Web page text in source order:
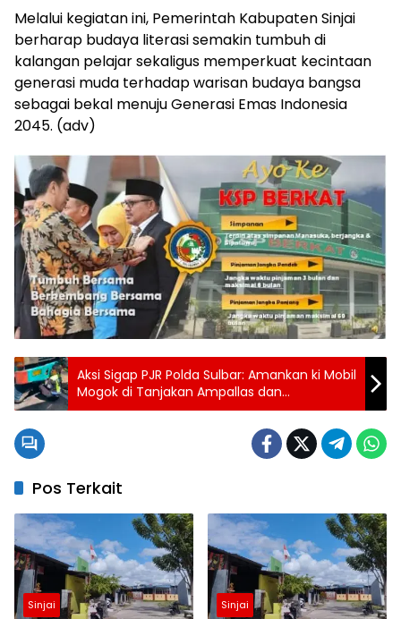
Melalui kegiatan ini, Pemerintah Kabupaten Sinjai
berharap budaya literasi semakin tumbuh di
kalangan pelajar sekaligus memperkuat kecintaan
generasi muda terhadap warisan budaya bangsa
sebagai bekal menuju Generasi Emas Indonesia
2045. (adv)
Aksi Sigap PJR Polda Sulbar: Amankan ki Mobil
Mogok di Tanjakan Ampallas dan
Seberangkan Anak Sekolah
Pos Terkait
Sinjai Sinjai